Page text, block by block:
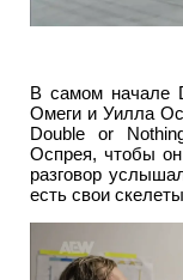
В самом начале
Омеги и Уилла
Double or
Оспрея, чтобы
разговор
есть свои